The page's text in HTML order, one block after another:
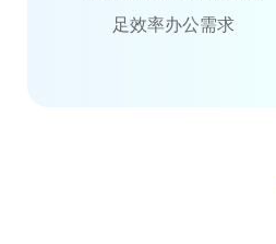
足效率办公需求